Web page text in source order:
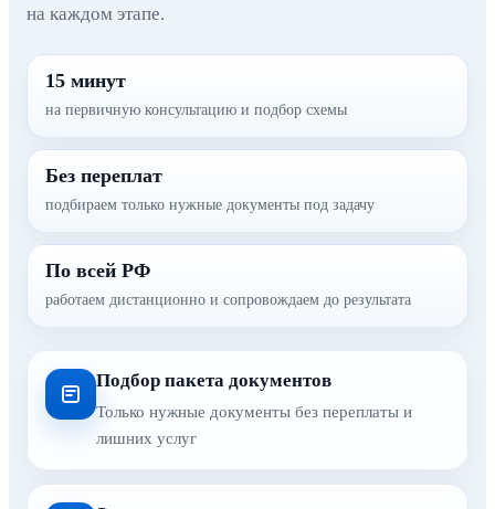
на каждом этапе.
15 минут
на первичную консультацию и подбор схемы
Без переплат
подбираем только нужные документы под задачу
По всей РФ
работаем дистанционно и сопровождаем до результата
Подбор пакета документов
Только нужные документы без переплаты и
лишних услуг